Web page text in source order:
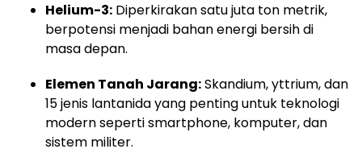
Helium-3: Diperkirakan satu juta ton metrik,
berpotensi menjadi bahan energi bersih di
masa depan.
Elemen Tanah Jarang:Skandium, yttrium, dan
15 jenis lantanida yang penting untuk teknologi
modern seperti smartphone, komputer, dan
sistem militer.